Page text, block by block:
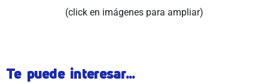
(click en imágenes para ampliar)
Te puede interesar...